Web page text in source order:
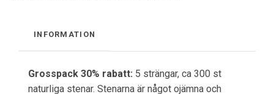
INFORMATION
Grosspack 30% rabatt: 5 strängar, ca 300 st
naturliga stenar. Stenarna är något ojämna och